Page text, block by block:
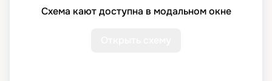
Схема кают доступна в модальном окне